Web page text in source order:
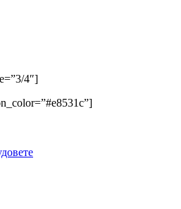
4″]